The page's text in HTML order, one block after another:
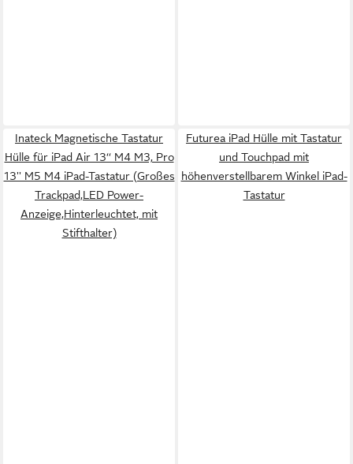
Inateck Magnetische Tastatur
Hülle für iPad Air 13‘‘ M4 M3, Pro
13'' M5 M4 iPad-Tastatur (Großes
Trackpad,LED Power-
Anzeige,Hinterleuchtet, mit
Stifthalter)
Futurea iPad Hülle mit Tastatur
und Touchpad mit
höhenverstellbarem Winkel iPad-
Tastatur